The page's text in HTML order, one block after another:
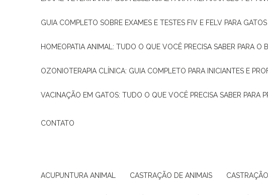
GUIA COMPLETO SOBRE EXAMES E TESTES FIV E FELV PARA GATOS
HOMEOPATIA ANIMAL: TUDO O QUE VOCÊ PRECISA SABER PARA O
OZONIOTERAPIA CLÍNICA: GUIA COMPLETO PARA INICIANTES E
VACINAÇÃO EM GATOS: TUDO O QUE VOCÊ PRECISA SABER PARA
CONTATO
ACUPUNTURA ANIMAL CASTRAÇÃO DE ANIMAIS